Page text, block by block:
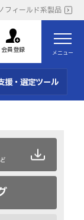
フィールド系製品
会員登録 メニュー
援・選定ツール